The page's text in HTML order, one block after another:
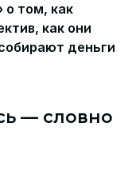
о том, как
как они
деньги
— словно